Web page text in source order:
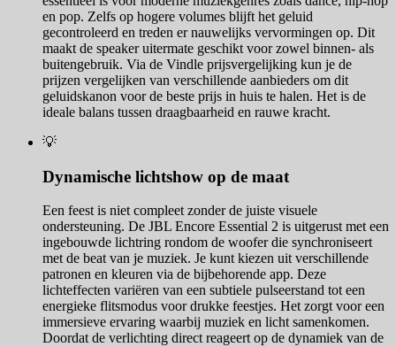
en pop. Zelfs op hogere volumes blijft het geluid
gecontroleerd en treden er nauwelijks vervormingen op. Dit
maakt de speaker uitermate geschikt voor zowel binnen- als
buitengebruik. Via de Vindle prijsvergelijking kun je de
prijzen vergelijken van verschillende aanbieders om dit
geluidskanon voor de beste prijs in huis te halen. Het is de
ideale balans tussen draagbaarheid en rauwe kracht.
💡
Dynamische lichtshow op de maat
Een feest is niet compleet zonder de juiste visuele
ondersteuning. De JBL Encore Essential 2 is uitgerust met een
ingebouwde lichtring rondom de woofer die synchroniseert
met de beat van je muziek. Je kunt kiezen uit verschillende
patronen en kleuren via de bijbehorende app. Deze
lichteffecten variëren van een subtiele pulseerstand tot een
energieke flitsmodus voor drukke feestjes. Het zorgt voor een
immersieve ervaring waarbij muziek en licht samenkomen.
Doordat de verlichting direct reageert op de dynamiek van de